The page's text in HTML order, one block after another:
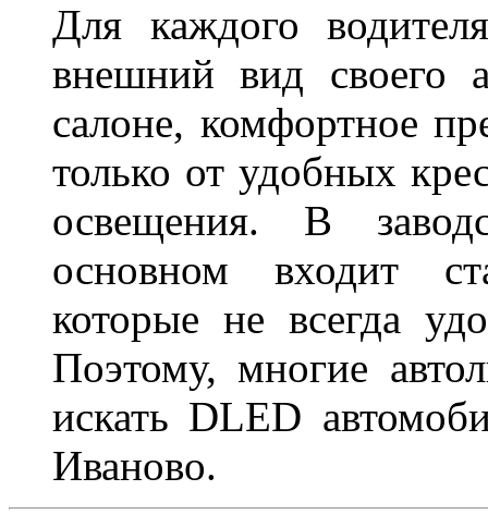
Для каждого
внешний вид своего
салоне, комфортное
только от удобных
освещения. В
основном входит
которые не всегда
Поэтому, многие
искать DLED
Иваново.